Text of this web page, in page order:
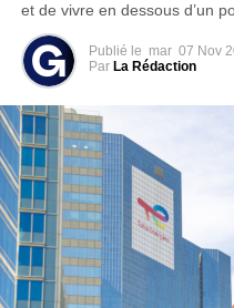
et de vivre en dessous d’un
Publié le mar 07 Nov
Par La Rédaction